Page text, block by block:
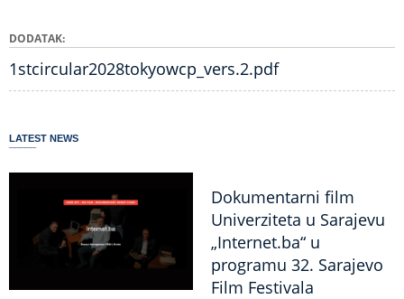
DODATAK
1stcircular2028tokyowcp_vers.2.pdf
LATEST NEWS
Dokumentarni film
Univerziteta u Sarajevu
„Internet.ba“ u
programu 32. Sarajevo
Film Festivala